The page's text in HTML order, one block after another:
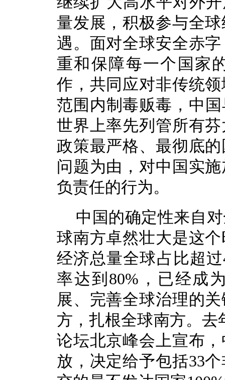
量发展，积极参与全
遇。面对全球安全赤
重和保障每一个国家
作，共同应对非传统
范围内制毒贩毒，中
世界上率先列管所有
政策最严格、最彻底
问题为由，对中国实
负责任的行为。
中国的确定性来自
球南方卓然壮大是这
经济总量全球占比超
率达到80%，已经成
展、完善全球治理的
方，扎根全球南方。去
论坛北京峰会上宣布
放，决定给予包括33